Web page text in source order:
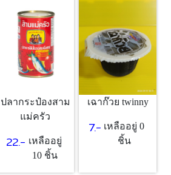
ปลากระป๋องสาม
แม่ครัว
22.- เหลืออยู่
10 ชิ้น
เฉาก๊วย twinny
7.- เหลืออยู่ 0
ชิ้น